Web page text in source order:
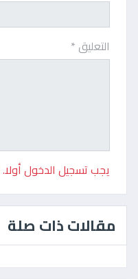
التعليق *
يجب تسجيل الدخول أولا.
مقالات ذات صلة